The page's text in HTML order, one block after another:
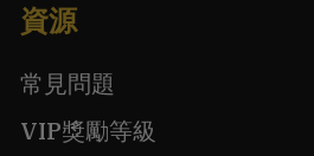
資源
常見問題
VIP獎勵等級